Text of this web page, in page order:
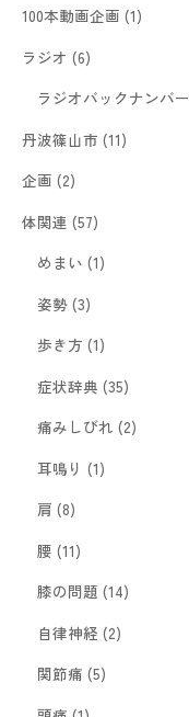
100本動画企画 (1)
ラジオ (6)
ラジオバックナンバー
丹波篠山市 (11)
企画 (2)
体関連 (57)
めまい (1)
姿勢(3)
歩き方 (1)
症状辞典 (35)
痛みしびれ (2)
耳鳴り (1)
肩 (8)
腰 (11)
膝の問題 (14)
自律神経 (2)
関節痛 (5)